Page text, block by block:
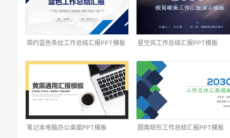
简约蓝色条纹工作总结汇报PPT模板 星空风工作总结汇报PPT模板
笔记本电脑办公桌面PPT模板 圆角矩形工作总结汇报PPT模板